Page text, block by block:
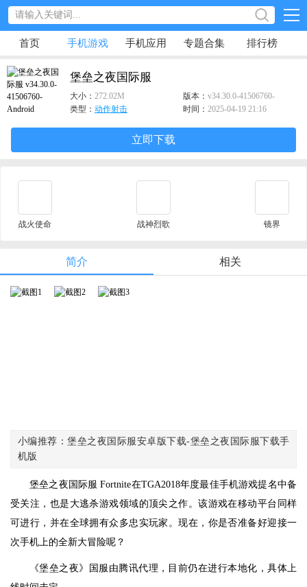
首页 手机游戏 手机应用 专题合集 排行榜
堡垒之夜国际服
大小： 272.02M 版本： v34.30.0-41506760-
Android
类型： 动作射击 时间： 2025-04-19 21:16
立即下载
战火使命 战神烈歌 镜界
简介 相关
小编推荐：堡垒之夜国际服安卓版下载-堡垒之夜国际服下载手
机版
堡垒之夜国际服 Fortnite在TGA2018年度最佳手机游戏提名中备
受关注，也是大逃杀游戏领域的顶尖之作。该游戏在移动平台同样
可进行，并在全球拥有众多忠实玩家。现在，你是否准备好迎接一
次手机上的全新大冒险呢？
《堡垒之夜》国服由腾讯代理，目前仍在进行本地化，具体上